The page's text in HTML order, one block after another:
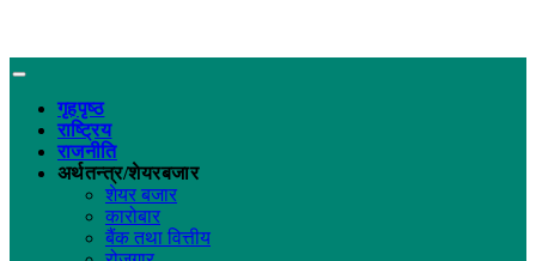
गृहपृष्ठ
राष्ट्रिय
राजनीति
अर्थतन्त्र/शेयरबजार
शेयर बजार
कारोबार
बैंक तथा वित्तीय